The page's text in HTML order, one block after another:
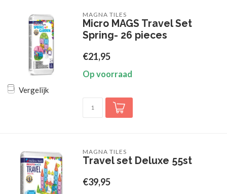
Vergelijk
MAGNA TILES
Micro MAGS Travel Set
Spring- 26 pieces
€21,95
Op voorraad
MAGNA TILES
Travel set Deluxe 55st
€39,95